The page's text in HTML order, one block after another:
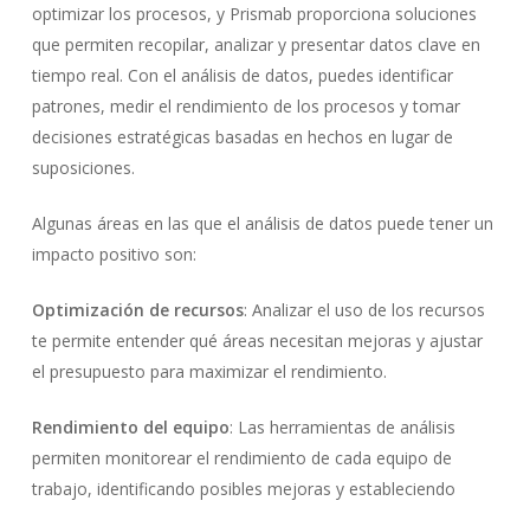
optimizar los procesos, y Prismab proporciona soluciones
que permiten recopilar, analizar y presentar datos clave en
tiempo real. Con el análisis de datos, puedes identificar
patrones, medir el rendimiento de los procesos y tomar
decisiones estratégicas basadas en hechos en lugar de
suposiciones.
Algunas áreas en las que el análisis de datos puede tener un
impacto positivo son:
Optimización de recursos: Analizar el uso de los recursos
te permite entender qué áreas necesitan mejoras y ajustar
el presupuesto para maximizar el rendimiento.
Rendimiento del equipo: Las herramientas de análisis
permiten monitorear el rendimiento de cada equipo de
trabajo, identificando posibles mejoras y estableciendo